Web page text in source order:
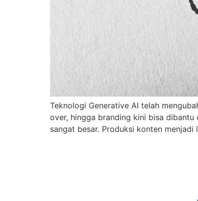
Teknologi Generative AI telah
over, hingga branding kini bisa dibantu
sangat besar. Produksi konten